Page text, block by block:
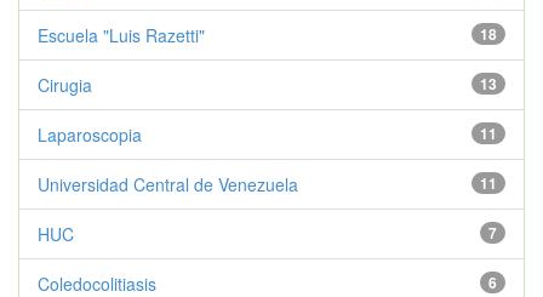
18
Escuela "Luis Razetti"
13
Cirugia
11
Laparoscopia
11
Universidad Central de Venezuela
7
HUC
6
Coledocolitiasis